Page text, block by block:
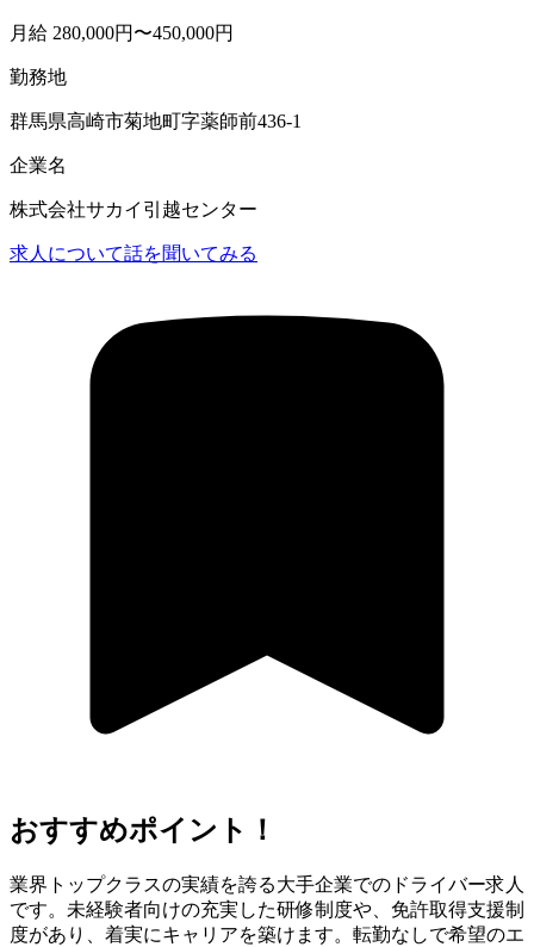
月給 280,000円〜450,000円
勤務地
群馬県高崎市菊地町字薬師前436-1
企業名
株式会社サカイ引越センター
求人について話を聞いてみる
おすすめポイント！
業界トップクラスの実績を誇る大手企業でのドライバー求人
です。未経験者向けの充実した研修制度や、免許取得支援制
度があり、着実にキャリアを築けます。転勤なしで希望のエ